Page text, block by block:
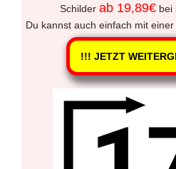
Schilder ab 19,89€bei
Du kannst auch einfach mit einer
!!! JETZT